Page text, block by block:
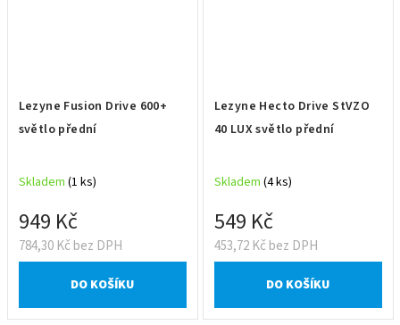
Lezyne Fusion Drive 600+
světlo přední
Skladem (1 ks)
784,30 Kč bez DPH
949 Kč
DO KOŠÍKU
Lezyne Hecto Drive StVZO
40 LUX světlo přední
Skladem (4 ks)
453,72 Kč bez DPH
549 Kč
DO KOŠÍKU